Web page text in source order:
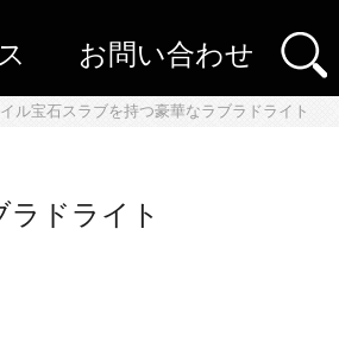
お問い合わせ
ル宝石スラブを持つ豪華なラブラドライト
ドライト